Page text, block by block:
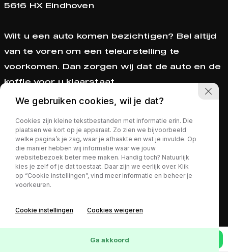
Interesse?
5616 HX Eindhoven
Wilt u een auto komen bezichtigen? Bel altijd
van te voren om een teleurstelling te
voorkomen. Dan zorgen wij dat de auto en de
koffie voor u klaarstaat.
Openingstijden
Bezichtigen is mogelijk op afspraak binnen
onze openingstijden:
Maandag t/m vrijdag:
We gebruiken cookies, wil je dat?
Cookies zijn kleine tekstbestanden met informatie erin. Die
plaatsen we kort op je apparaat. Zo zien we bijvoorbeeld
welke pagina’s je zag, waar je afhaakte en wat je invulde. Op
die manier hebben wij informatie waar we jouw
websitebezoek beter mee maken. Handig toch? Natuurlijk
kies je zelf of je dat toestaat. Daar zijn we eerlijk over. Klik
op “Cookie instellingen”, vind meer informatie en beheer je
voorkeuren.
Cookie instellingen Cookies weigeren
Ga akkoord